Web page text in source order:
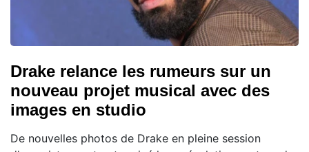
Drake relance les rumeurs sur un
nouveau projet musical avec des
images en studio
De nouvelles photos de Drake en pleine session